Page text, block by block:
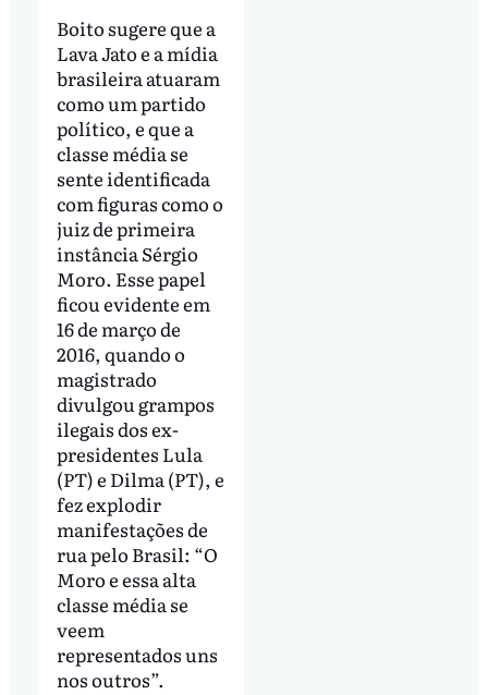
Boito sugere que a
Lava Jato e a mídia
brasileira atuaram
como um partido
político, e que a
classe média se
sente identificada
com figuras como o
juiz de primeira
instância Sérgio
Moro. Esse papel
ficou evidente em
16 de março de
2016, quando o
magistrado
divulgou grampos
ilegais dos ex-
presidentes Lula
(PT) e Dilma (PT), e
fez explodir
manifestações de
rua pelo Brasil: “O
Moro e essa alta
classe média se
veem
representados uns
nos outros”.